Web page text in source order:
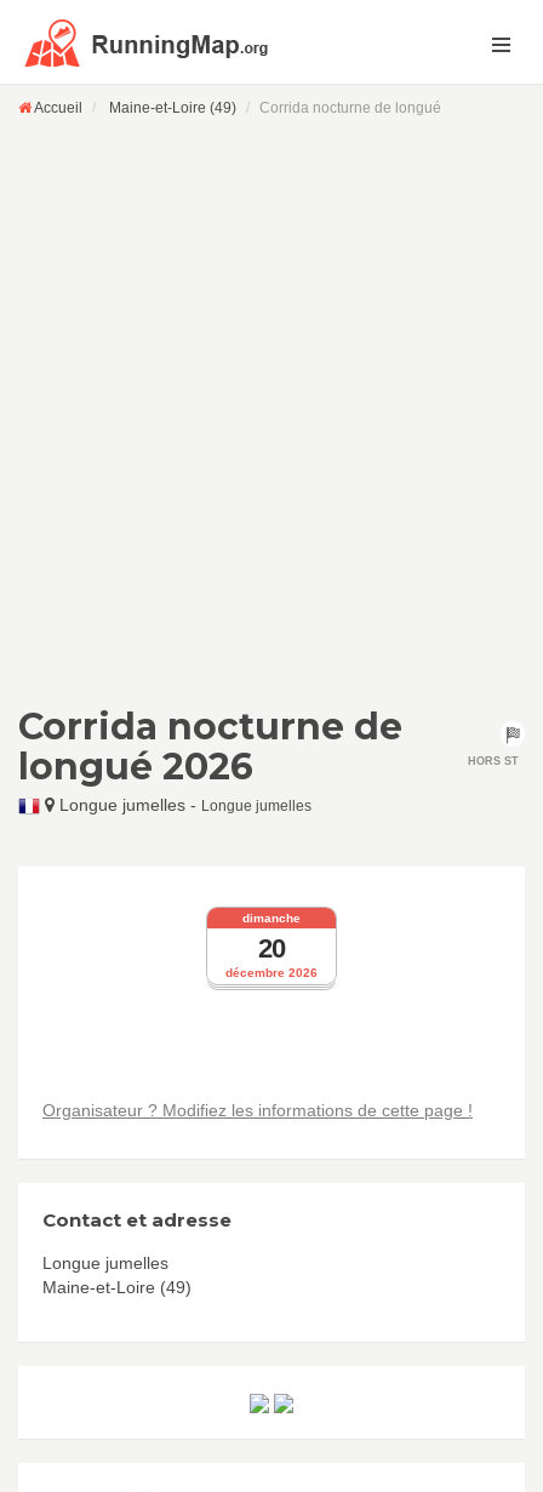
Accueil Maine-et-Loire (49) Corrida nocturne de longué
Corrida nocturne de
longué 2026
Longue jumelles - Longue jumelles
HORS ST
décembre 2026
dimanche
20
Organisateur ? Modifiez les informations de cette page !
Contact et adresse
Longue jumelles
Maine-et-Loire (49)